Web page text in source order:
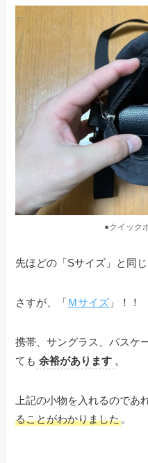
●クイック
先ほどの「Sサイズ」と同
さすが、「Ｍサイズ 」！！
携帯、サングラス、パスケ
ても 余裕があります 。
上記の小物を入れるのであ
ることがわかりました 。